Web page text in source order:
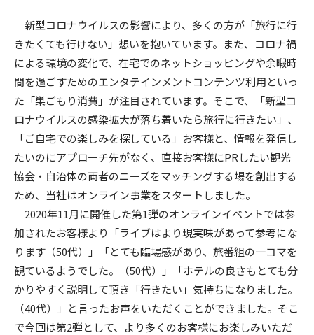
新型コロナウイルスの影響により、多くの方が「旅行に行
きたくても行けない」想いを抱いています。また、コロナ禍
による環境の変化で、在宅でのネットショッピングや余暇時
間を過ごすためのエンタテインメントコンテンツ利用といっ
た「巣ごもり消費」が注目されています。そこで、「新型コ
ロナウイルスの感染拡大が落ち着いたら旅行に行きたい」、
「ご自宅での楽しみを探している」お客様と、情報を発信し
たいのにアプローチ先がなく、直接お客様にPRしたい観光
協会・自治体の両者のニーズをマッチングする場を創出する
ため、当社はオンライン事業をスタートしました。
2020年11月に開催した第1弾のオンラインイベントでは参
加されたお客様より「ライブはより現実味があって参考にな
ります（50代）」「とても臨場感があり、旅番組の一コマを
観ているようでした。（50代）」「ホテルの良さもとても分
かりやすく説明して頂き「行きたい」気持ちになりました。
（40代）」と言ったお声をいただくことができました。そこ
で今回は第2弾として、より多くのお客様にお楽しみいただ